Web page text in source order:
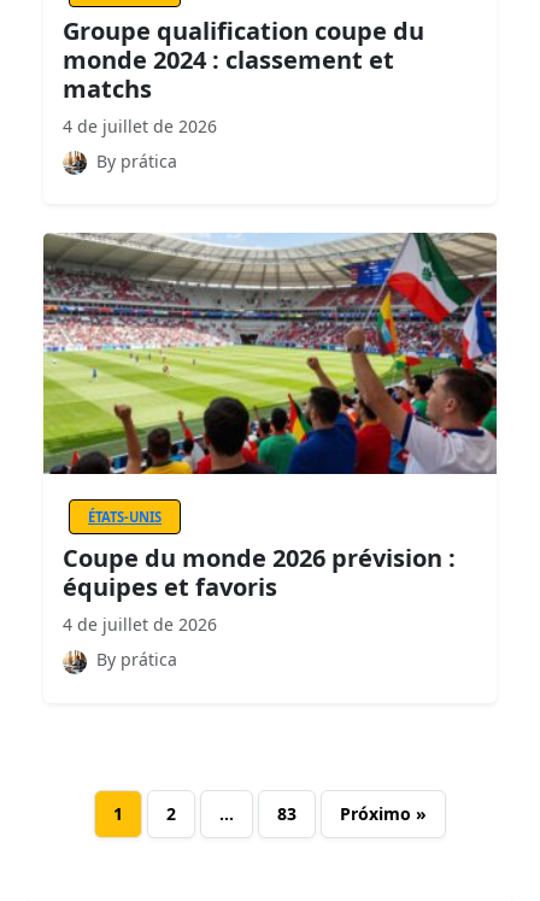
Groupe qualification coupe du
monde 2024 : classement et
matchs
4 de juillet de 2026
By prática
ÉTATS-UNIS
Coupe du monde 2026 prévision :
équipes et favoris
4 de juillet de 2026
By prática
1 2 … 83 Próximo »